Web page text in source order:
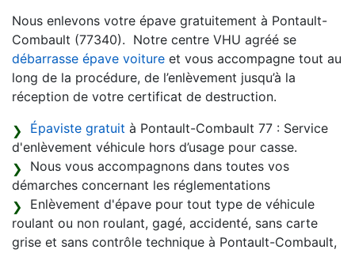
Nous enlevons votre épave gratuitement à Pontault-
Combault (77340). Notre centre VHU agréé se
débarrasse épave voiture et vous accompagne tout au
long de la procédure, de l’enlèvement jusqu’à la
réception de votre certificat de destruction.
Épaviste gratuit à Pontault-Combault 77 : Service
d'enlèvement véhicule hors d’usage pour casse.
Nous vous accompagnons dans toutes vos
démarches concernant les réglementations
Enlèvement d'épave pour tout type de véhicule
roulant ou non roulant, gagé, accidenté, sans carte
grise et sans contrôle technique à Pontault-Combault,